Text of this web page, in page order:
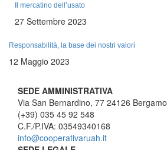
Il mercatino dell’usato
27 Settembre 2023
Responsabilità, la base dei nostri valori
12 Maggio 2023
SEDE AMMINISTRATIVA
Via San Bernardino, 77 24126 Bergamo
(+39) 035 45 92 548
C.F./P.IVA: 03549340168
info@cooperativaruah.it